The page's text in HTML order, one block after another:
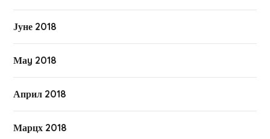
Јуне 2018
Маy 2018
Април 2018
Марцх 2018